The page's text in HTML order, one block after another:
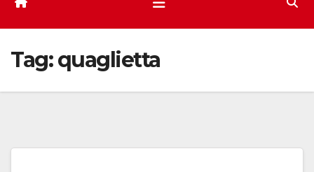
Tag:quaglietta